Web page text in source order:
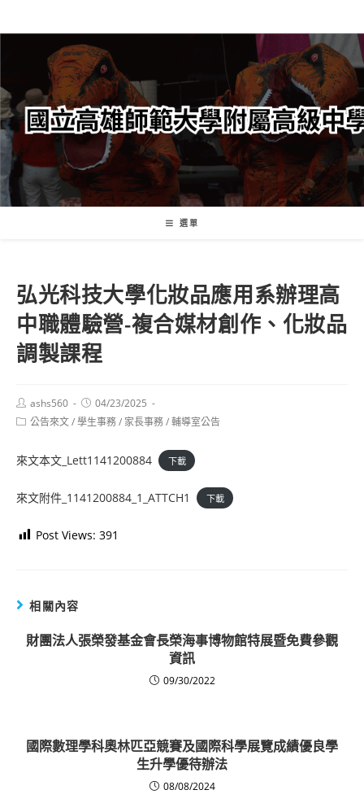
轉
要
內
容
選單
弘光科技大學化妝品應用系辦理高
中職體驗營-複合媒材創作、化妝品
調製課程
Post
author:
ashs560
Post
published:
04/23/2025
Post公告來文/學生事務/ 家長事務/輔導室公告
來文本文_Lett1141200884 下載
來文附件_1141200884_1_ATTCH1 下載
Post Views: 391
相關內容
財團法人張榮發基金會長榮海事博物館特展暨免費參觀
資訊
09/30/2022
國際數理學科奧林匹亞競賽及國際科學展覽成績優良學
生升學優待辦法
08/08/2024